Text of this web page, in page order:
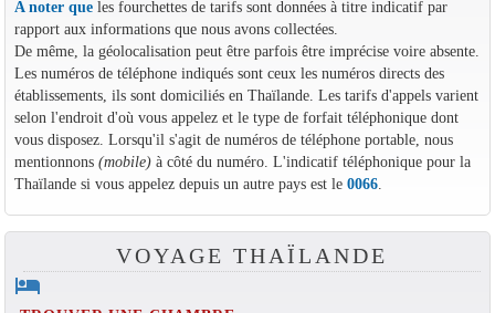
A noter queles fourchettes de tarifs sont données à titre indicatif par
rapport aux informations que nous avons collectées.
De même, la géolocalisation peut être parfois être imprécise voire absente.
Les numéros de téléphone indiqués sont ceux les numéros directs des
établissements, ils sont domiciliés en Thaïlande. Les tarifs d'appels varient
selon l'endroit d'où vous appelez et le type de forfait téléphonique dont
vous disposez. Lorsqu'il s'agit de numéros de téléphone portable, nous
mentionnons (mobile)à côté du numéro. L'indicatif téléphonique pour la
Thaïlande si vous appelez depuis un autre pays est le 0066.
VOYAGE THAÏLANDE
hotel